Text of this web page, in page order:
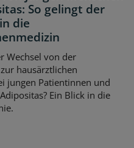
So gelingt der
die
Wechsel von der
hausärztlichen
jungen Patientinnen und
Ein Blick in die